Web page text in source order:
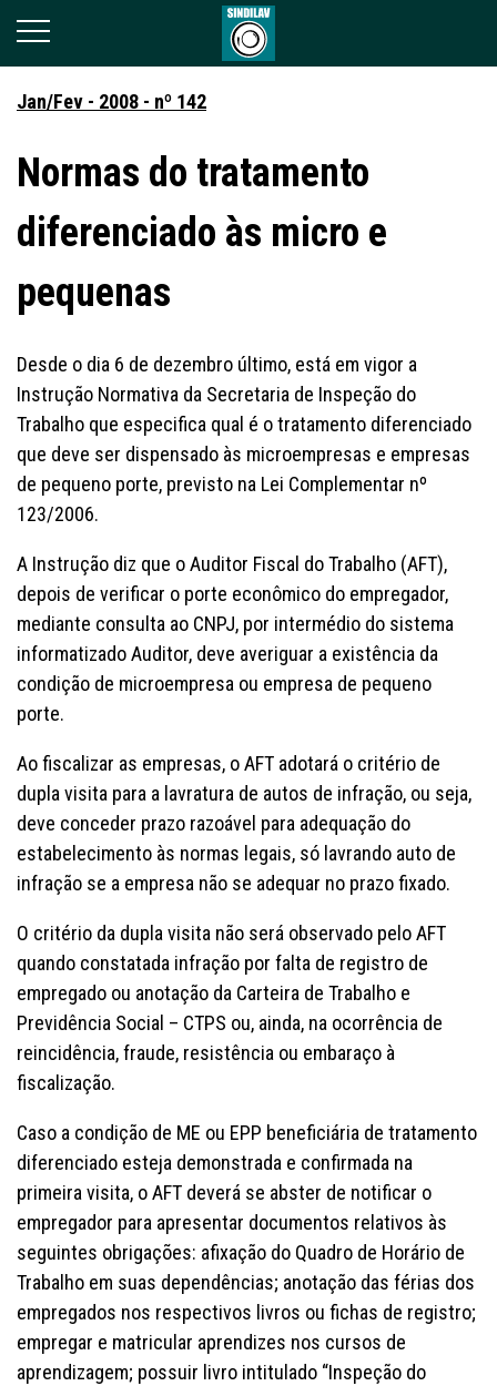
Jan/Fev - 2008 - nº 142
Normas do tratamento
diferenciado às micro e
pequenas
Desde o dia 6 de dezembro último, está em vigor a
Instrução Normativa da Secretaria de Inspeção do
Trabalho que especifica qual é o tratamento diferenciado
que deve ser dispensado às microempresas e empresas
de pequeno porte, previsto na Lei Complementar nº
123/2006.
A Instrução diz que o Auditor Fiscal do Trabalho (AFT),
depois de verificar o porte econômico do empregador,
mediante consulta ao CNPJ, por intermédio do sistema
informatizado Auditor, deve averiguar a existência da
condição de microempresa ou empresa de pequeno
porte.
Ao fiscalizar as empresas, o AFT adotará o critério de
dupla visita para a lavratura de autos de infração, ou seja,
deve conceder prazo razoável para adequação do
estabelecimento às normas legais, só lavrando auto de
infração se a empresa não se adequar no prazo fixado.
O critério da dupla visita não será observado pelo AFT
quando constatada infração por falta de registro de
empregado ou anotação da Carteira de Trabalho e
Previdência Social – CTPS ou, ainda, na ocorrência de
reincidência, fraude, resistência ou embaraço à
fiscalização.
Caso a condição de ME ou EPP beneficiária de tratamento
diferenciado esteja demonstrada e confirmada na
primeira visita, o AFT deverá se abster de notificar o
empregador para apresentar documentos relativos às
seguintes obrigações: afixação do Quadro de Horário de
Trabalho em suas dependências; anotação das férias dos
empregados nos respectivos livros ou fichas de registro;
empregar e matricular aprendizes nos cursos de
aprendizagem; possuir livro intitulado “Inspeção do